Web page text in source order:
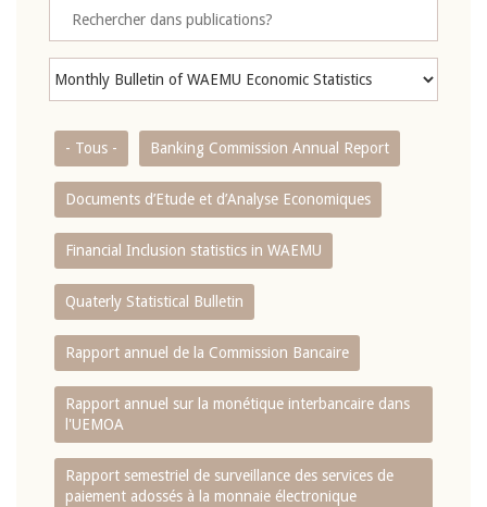
- Tous - Banking Commission Annual Report
Documents d’Etude et d’Analyse Economiques
Financial Inclusion statistics in WAEMU
Quaterly Statistical Bulletin
Rapport annuel de la Commission Bancaire
Rapport annuel sur la monétique interbancaire dans
l'UEMOA
Rapport semestriel de surveillance des services de
paiement adossés à la monnaie électronique